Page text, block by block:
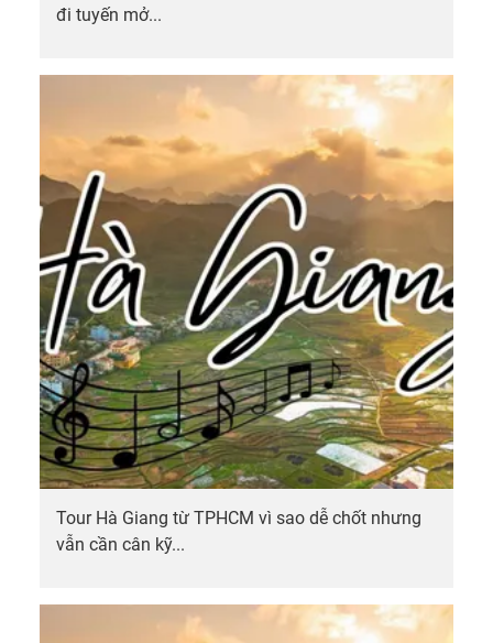
đi tuyến mở...
Tour Hà Giang từ TPHCM vì sao dễ chốt nhưng
vẫn cần cân kỹ...